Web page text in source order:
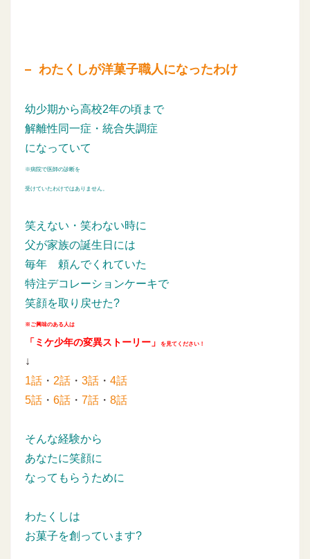
わたくしが洋菓子職人になったわけ
幼少期から高校2年の頃まで
解離性同一症・統合失調症
になっていて
※病院で医師の診断を
受けていたわけではありません。
笑えない・笑わない時に
父が家族の誕生日には
毎年 頼んでくれていた
特注デコレーションケーキで
笑顔を取り戻せた?
※ご興味のある人は
「ミケ少年の変異ストーリー」 を見てください！
↓
1話 ・ 2話 ・ 3話 ・ 4話
5話 ・ 6話 ・ 7話 ・ 8話
そんな経験から
あなたに笑顔に
なってもらうために
わたくしは
お菓子を創っています?